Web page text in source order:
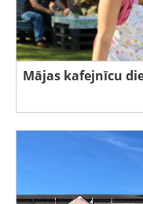
Mājas kafejnīcu